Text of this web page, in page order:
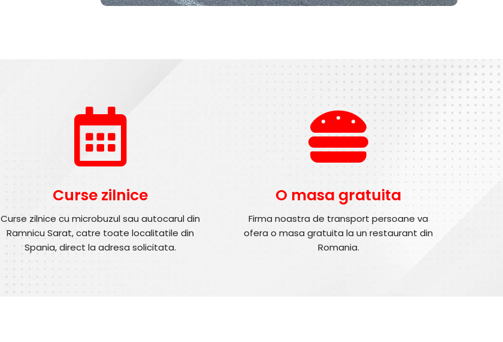
Curse zilnice
Curse zilnice cu microbuzul sau autocarul din
Ramnicu Sarat, catre toate localitatile din
Spania, direct la adresa solicitata.
O masa gratuita
Firma noastra de transport persoane va
ofera o masa gratuita la un restaurant din
Romania.